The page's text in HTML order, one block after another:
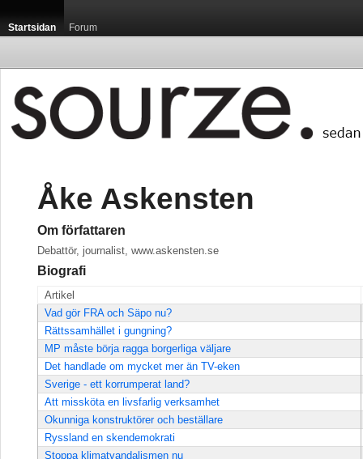
Startsidan Forum
Åke Askensten
Om författaren
Debattör, journalist, www.askensten.se
Biografi
Artikel
Vad gör FRA och Säpo nu?
Rättssamhället i gungning?
MP måste börja ragga borgerliga väljare
Det handlade om mycket mer än TV-eken
Sverige - ett korrumperat land?
Att missköta en livsfarlig verksamhet
Okunniga konstruktörer och beställare
Ryssland en skendemokrati
Stoppa klimatvandalismen nu